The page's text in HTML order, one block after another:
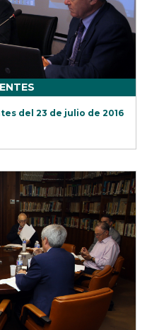
del 23 de julio de 2016